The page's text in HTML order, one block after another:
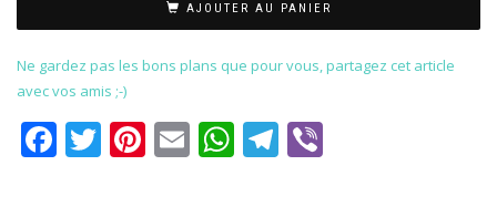
AJOUTER AU PANIER
Ne gardez pas les bons plans que pour vous, partagez cet article
avec vos amis ;-)
Facebook
Twitter
Pinterest
EmailWhatsApp
Telegram